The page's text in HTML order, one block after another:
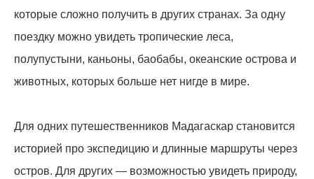
которые сложно получить в других странах. За одну
поездку можно увидеть тропические леса,
полупустыни, каньоны, баобабы, океанские острова и
животных, которых больше нет нигде в мире.
Для одних путешественников Мадагаскар становится
историей про экспедицию и длинные маршруты через
остров. Для других — возможностью увидеть природу,